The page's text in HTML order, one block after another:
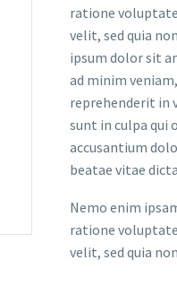
ratione
velit, sed quia
ipsum dolor sit
ad minim
reprehenderit in
sunt in culpa qui
accusantium
beatae vitae
Nemo enim
ratione
velit, sed quia